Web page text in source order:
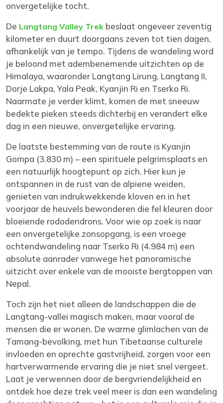
onvergetelijke tocht.
De Langtang Valley Trek beslaat ongeveer zeventig
kilometer en duurt doorgaans zeven tot tien dagen,
afhankelijk van je tempo. Tijdens de wandeling word
je beloond met adembenemende uitzichten op de
Himalaya, waaronder Langtang Lirung, Langtang II,
Dorje Lakpa, Yala Peak, Kyanjin Ri en Tserko Ri.
Naarmate je verder klimt, komen de met sneeuw
bedekte pieken steeds dichterbij en verandert elke
dag in een nieuwe, onvergetelijke ervaring.
De laatste bestemming van de route is Kyanjin
Gompa (3.830 m) – een spirituele pelgrimsplaats en
een natuurlijk hoogtepunt op zich. Hier kun je
ontspannen in de rust van de alpiene weiden,
genieten van indrukwekkende kloven en in het
voorjaar de heuvels bewonderen die fel kleuren door
bloeiende rododendrons. Voor wie op zoek is naar
een onvergetelijke zonsopgang, is een vroege
ochtendwandeling naar Tserko Ri (4.984 m) een
absolute aanrader vanwege het panoramische
uitzicht over enkele van de mooiste bergtoppen van
Nepal.
Toch zijn het niet alleen de landschappen die de
Langtang-vallei magisch maken, maar vooral de
mensen die er wonen. De warme glimlachen van de
Tamang-bevolking, met hun Tibetaanse culturele
invloeden en oprechte gastvrijheid, zorgen voor een
hartverwarmende ervaring die je niet snel vergeet.
Laat je verwennen door de bergvriendelijkheid en
ontdek hoe deze trek veel meer is dan een wandeling